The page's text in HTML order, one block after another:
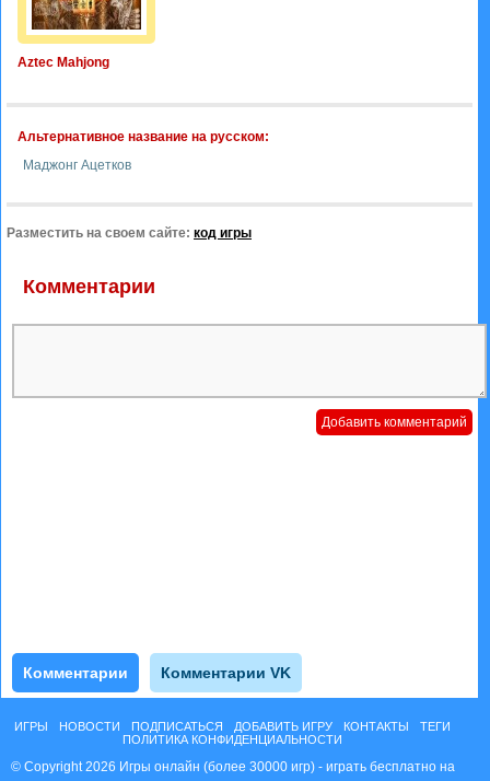
Aztec Mahjong
Альтернативное название на русском:
Маджонг Ацетков
Разместить на своем сайте: код игры
Комментарии
Комментарии Комментарии VK
ИГРЫ НОВОСТИ ПОДПИСАТЬСЯ ДОБАВИТЬ ИГРУ КОНТАКТЫ
ТЕГИ
ПОЛИТИКА КОНФИДЕНЦИАЛЬНОСТИ
© Copyright 2026 Игры онлайн (более 30000 игр) - играть бесплатно на